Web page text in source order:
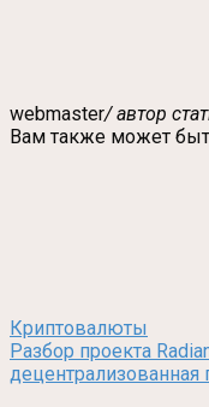
webmaster/ автор
Вам также может
Криптовалюты
Разбор проекта